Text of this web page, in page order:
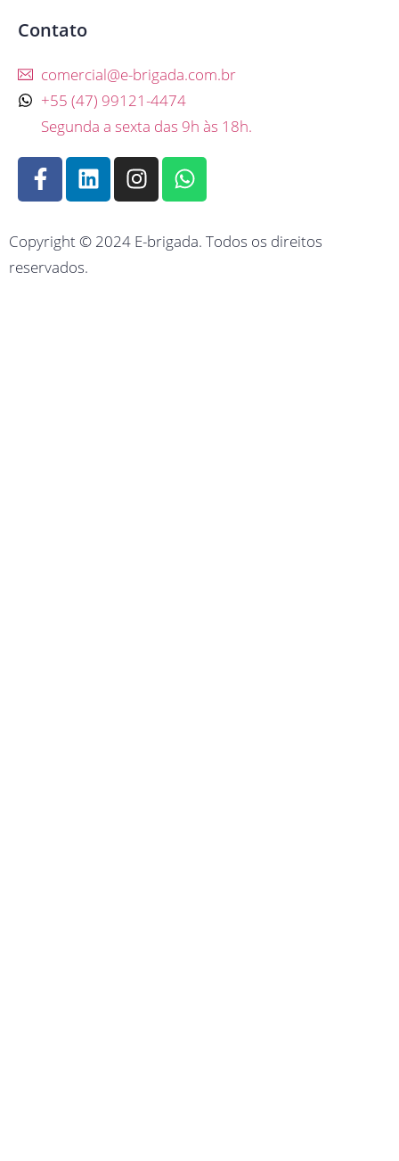
Contato
comercial@e-brigada.com.br
+55 (47) 99121-4474
Segunda a sexta das 9h às 18h.
Copyright © 2024 E-brigada. Todos os direitos
reservados.